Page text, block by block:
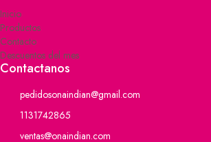
Inicio
Productos
Contacto
Descuentos del mes
Contactanos
pedidosonaindian@gmail.com
1131742865
ventas@onaindian.com